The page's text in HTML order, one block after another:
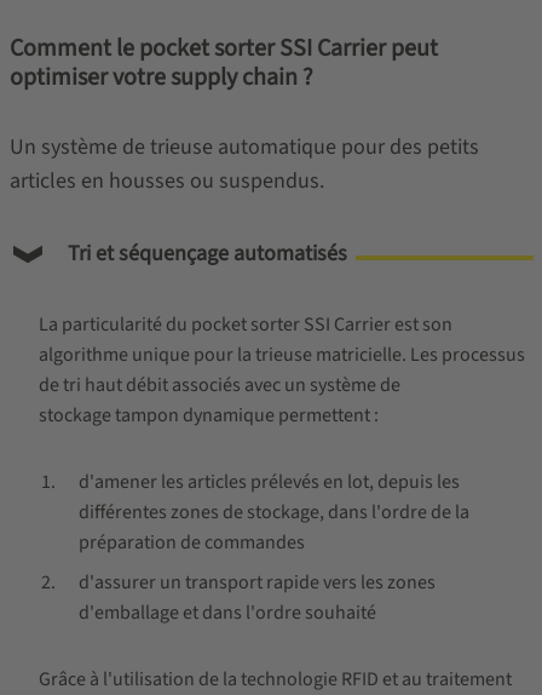
Comment le pocket sorter SSI Carrier peut
optimiser votre supply chain ?
Un système de trieuse automatique pour des petits
articles en housses ou suspendus.
Tri et séquençage automatisés
La particularité du pocket sorter SSI Carrier est son
algorithme unique pour la trieuse matricielle. Les processus
de tri haut débit associés avec un système de
stockage tampon dynamique permettent :
d'amener les articles prélevés en lot, depuis les
différentes zones de stockage, dans l'ordre de la
préparation de commandes
d'assurer un transport rapide vers les zones
d'emballage et dans l'ordre souhaité
Grâce à l'utilisation de la technologie RFID et au traitement